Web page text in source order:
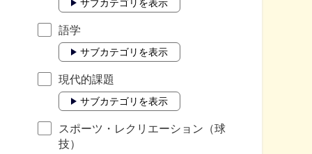
サブカテゴリを表示
語学
サブカテゴリを表示
現代的課題
サブカテゴリを表示
スポーツ・レクリエーション（球
技）